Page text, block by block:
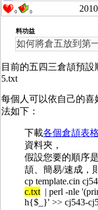
0 0
料功益
如何將倉五放到第
目前的五四三倉頡預設
5.txt
每個人可以依自己的
法如下：
下載各個倉頡表
資料夾，
假設您要的順序
頡、簡易/速成，
cp template.cin
c.txt| perl -nle
h{$_}' >> cj543-